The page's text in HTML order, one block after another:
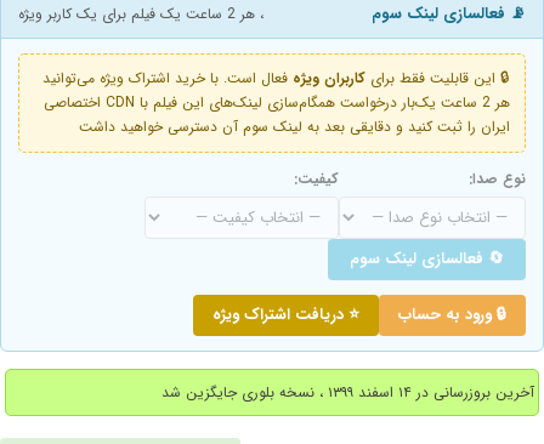
📡 فعالسازی لینک سوم ، هر 2 ساعت یک فیلم برای یک کاربر ویژه
🔒 این قابلیت فقط برای کاربران ویژه فعال است. با خرید اشتراک ویژه می‌توانید
هر 2 ساعت یک‌بار درخواست همگام‌سازی لینک‌های این فیلم با CDN اختصاصی
ایران را ثبت کنید و دقایقی بعد به لینک سوم آن دسترسی خواهید داشت
نوع صدا: کیفیت:
🔄 فعالسازی لینک سوم
🔒 ورود به حساب ⭐ دریافت اشتراک ویژه
آخرین بروزرسانی در ۱۴ اسفند ۱۳۹۹ ، نسخه بلوری جایگزین شد